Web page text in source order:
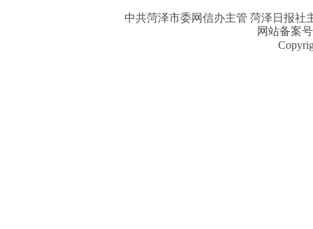
中共菏泽市委网信办主管 菏泽日报社
网站备案